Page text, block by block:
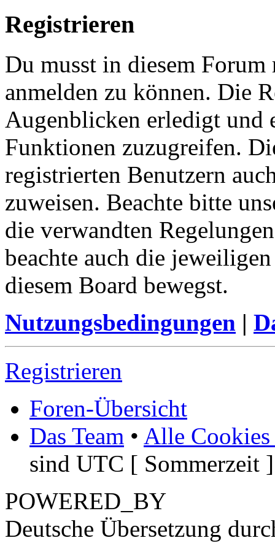
Registrieren
Du musst in diesem
anmelden zu können. Die
Augenblicken erledigt und
Funktionen zuzugreifen.
registrierten Benutzern
zuweisen. Beachte bitte
die verwandten
beachte auch die
diesem Board bewegst.
Nutzungsbedingungen |
Registrieren
Foren-Übersicht
Das Team • Alle Cookies
sind UTC [ Sommerzeit ]
POWERED_BY
Deutsche Übersetzung